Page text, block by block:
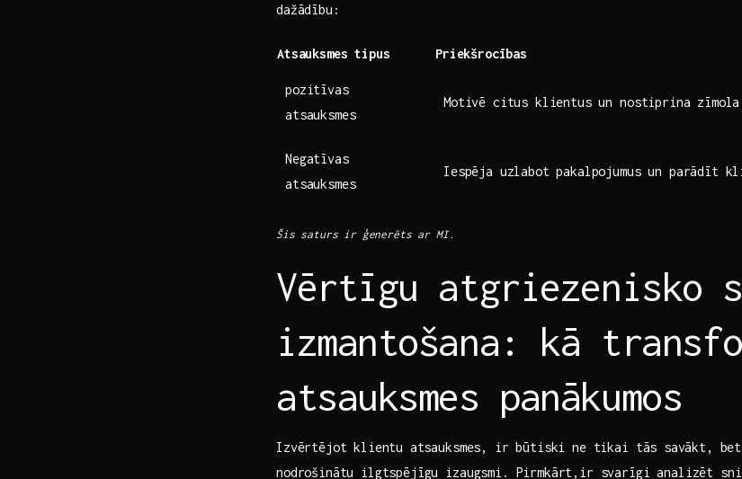
dažādību:
Atsauksmes tipus Priekšrocības
pozitīvas
atsauksmes
Motivē citus klientus un nostiprina
Negatīvas
atsauksmes
Iespēja uzlabot pakalpojumus un parādīt
Šis saturs ir ģenerēts ar MI.
Vērtīgu atgriezenisko
izmantošana: kā
atsauksmes panākumos
Izvērtējot klientu⁣ atsauksmes, ir būtiski ne tikai tās ⁤savākt,
nodrošinātu ilgtspējīgu izaugsmi. Pirmkārt,ir svarīgi analizēt